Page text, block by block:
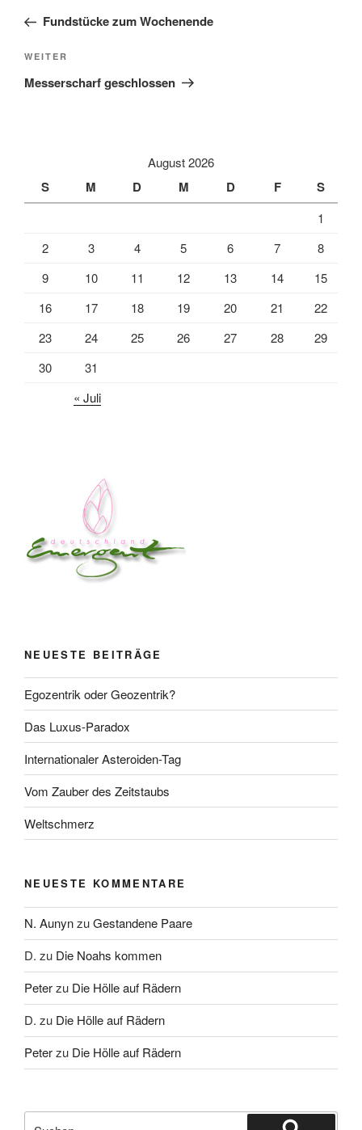
BeitragFundstücke zum Wochenende
Nächster
Beitrag
WEITER
Messerscharf geschlossen
August 2026
S M D M D F S
1
2
3 4 5 6 7
8
9
10 11 12 13 14
15
16
17 18 19 20 21
22
23
24 25 26 27 28
29
30
31
« Juli
NEUESTE BEITRÄGE
Egozentrik oder Geozentrik?
Das Luxus-Paradox
Internationaler Asteroiden-Tag
Vom Zauber des Zeitstaubs
Weltschmerz
NEUESTE KOMMENTARE
N. AunynzuGestandene Paare
D. zu Die Noahs kommen
Peterzu Die Hölle auf Rädern
D. zu Die Hölle auf Rädern
Peterzu Die Hölle auf Rädern